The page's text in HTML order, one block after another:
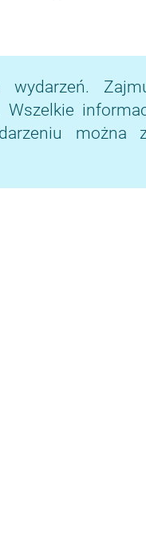
wydarzeń.
można